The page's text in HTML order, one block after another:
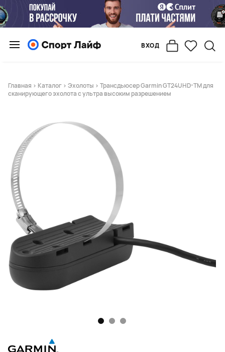
ВХОД
Главная > Каталог > Эхолоты > Трансдьюсер Garmin GT24UHD-TM для
сканирующего эхолота с ультра высоким разрешением
1 2 3